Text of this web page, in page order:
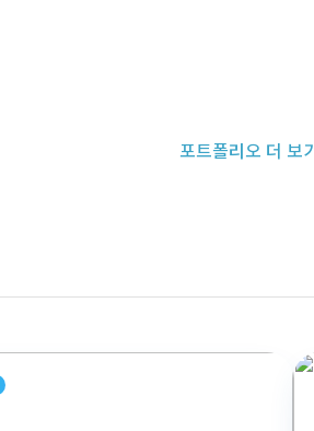
포트폴리오 더 보기